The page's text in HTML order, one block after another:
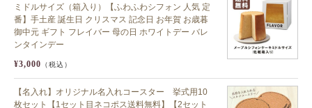
ミドルサイズ（箱入り）【ふわふわシフォン 人気 定
番】手土産 誕生日 クリスマス 記念日 お年賀 お歳暮
御中元 ギフト フレイバー 母の日 ホワイトデー バレ
ンタインデー
¥3,000 （税込）
【名入れ】オリジナル名入れコースター 挙式用10
枚セット【1セット目ネコポス送料無料】【2セット